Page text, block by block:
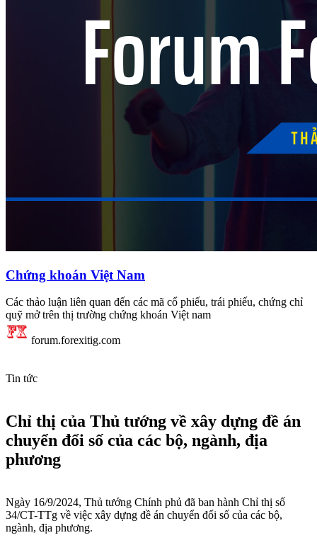
Chứng khoán Việt Nam
Các thảo luận liên quan đến các mã cổ phiếu, trái phiếu, chứng chỉ
quỹ mở trên thị trường chứng khoán Việt nam
forum.forexitig.com
Tin tức
Chỉ thị của Thủ tướng về xây dựng đề án
chuyển đổi số của các bộ, ngành, địa
phương​
Ngày 16/9/2024, Thủ tướng Chính phủ đã ban hành Chỉ thị số
34/CT-TTg về việc xây dựng đề án chuyển đổi số của các bộ,
ngành, địa phương.